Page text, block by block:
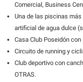
Comercial, Business
Una de las piscinas
artificial de agua dulce
Casa Club Poseidón con
Circuito de running y
Club deportivo con
OTRAS.